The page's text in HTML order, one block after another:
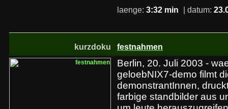
laenge: 3:32 min | datum:
kurzdoku festnahmen
Berlin, 20. Juli 2003 -
geloebNIX7-demo filmt
demonstrantInnen,
farbige standbilder aus